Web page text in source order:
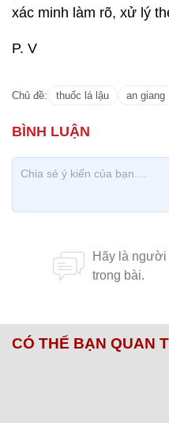
xác minh làm rõ, xử lý
P. V
Chủ đề: thuốc lá lậu an giang
CÓ THỂ BẠN QUAN